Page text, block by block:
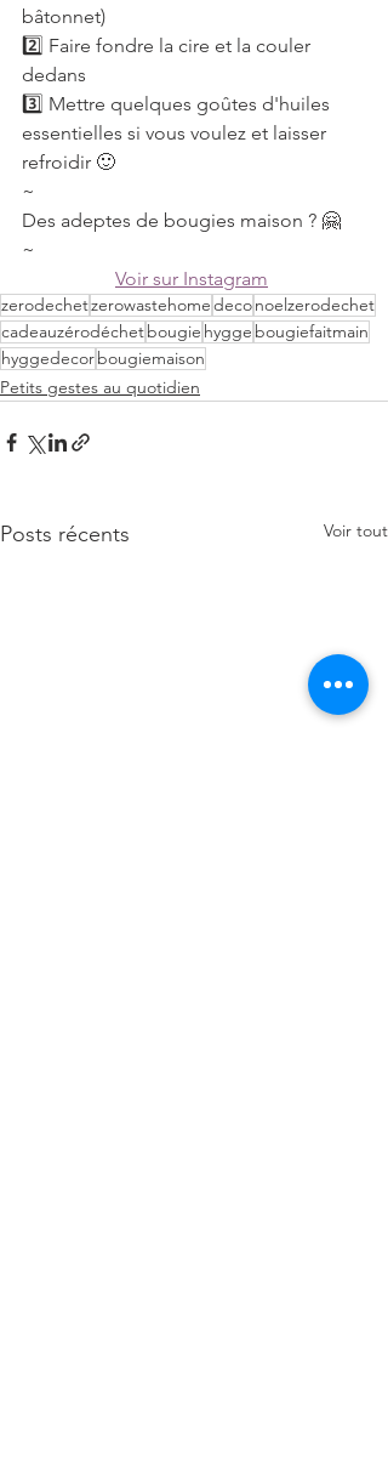
bâtonnet)
2️⃣ Faire fondre la cire et la couler
dedans
3️⃣ Mettre quelques goûtes d'huiles
essentielles si vous voulez et laisser
refroidir 🙂
~
Des adeptes de bougies maison ? 🤗
~
Voir sur Instagram
zerodechetzerowastehomedeconoelzerodechet
cadeauzérodéchetbougie hygge bougiefaitmain
hyggedecorbougiemaison
Petits gestes au quotidien
Posts récents Voir tout